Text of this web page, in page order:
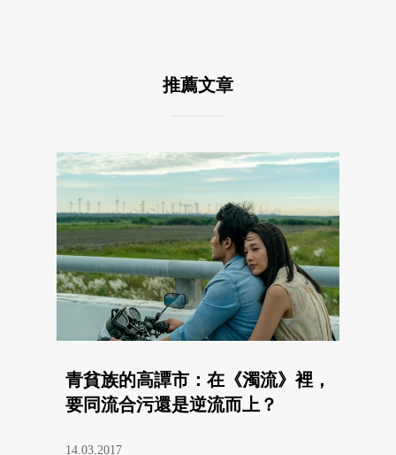
推薦文章
青貧族的高譚市：在《濁流》裡，
要同流合污還是逆流而上？
14.03.2017